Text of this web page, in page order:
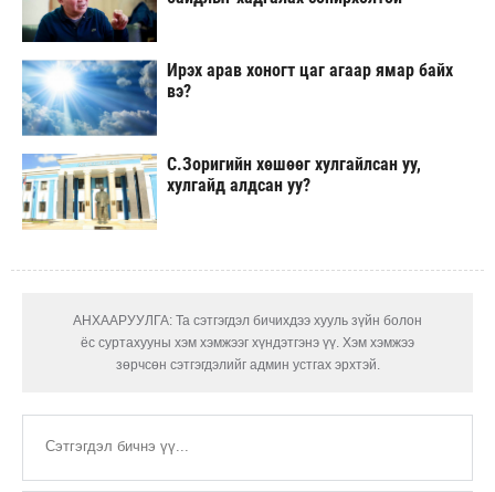
Ирэх арав хоногт цаг агаар ямар байх
вэ?
С.Зоригийн хөшөөг хулгайлсан уу,
хулгайд алдсан уу?
АНХААРУУЛГА: Та сэтгэгдэл бичихдээ хууль зүйн болон
ёс суртахууны хэм хэмжээг хүндэтгэнэ үү. Хэм хэмжээ
зөрчсөн сэтгэгдэлийг админ устгах эрхтэй.